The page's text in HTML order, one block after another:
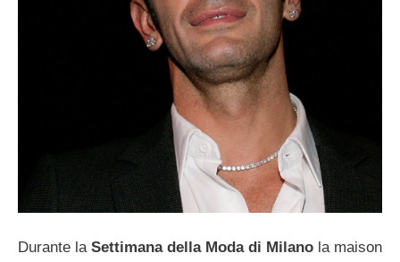
Durante la Settimana della Moda di Milano la maison